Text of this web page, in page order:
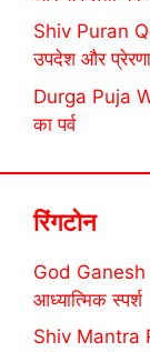
Shiv Puran
उपदेश और प्रेरणा
Durga Puja
का पर्व
रिंगटोन
God Ganesh
आध्यात्मिक स्पर्श
Shiv Mantra